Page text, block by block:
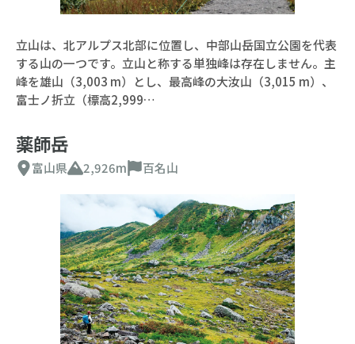
立山は、北アルプス北部に位置し、中部山岳国立公園を代表
する山の一つです。立山と称する単独峰は存在しません。主
峰を雄山（3,003 m）とし、最高峰の大汝山（3,015 m）、
富士ノ折立（標高2,999…
薬師岳
富山県 2,926m 百名山